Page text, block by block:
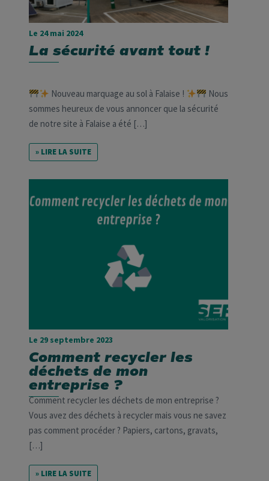
Le 24 mai 2024
La sécurité avant tout !
Nouveau marquage au sol à Falaise !
Nous
sommes heureux de vous annoncer que la sécurité
de notre site à Falaise a été […]
» LIRE LA SUITE
Le 29 septembre 2023
Comment recycler les
déchets de mon
entreprise ?
Comment recycler les déchets de mon entreprise ?
Vous avez des déchets à recycler mais vous ne savez
pas comment procéder ? Papiers, cartons, gravats,
[…]
» LIRE LA SUITE